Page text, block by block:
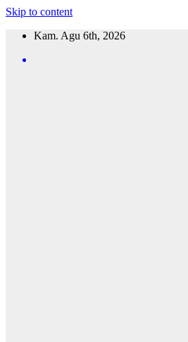
Skip to content
Kam. Agu 6th, 2026